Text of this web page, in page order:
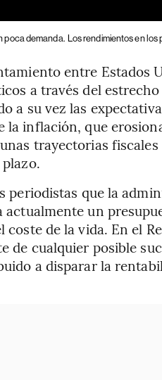
poca demanda. Los rendimientos en
entre Estados
a través del
a su vez las
la inflación, que
trayectorias
periodistas que la
actualmente un
coste de la vida. En el
de cualquier posible
a disparar la